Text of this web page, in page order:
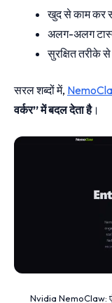
खुद से काम कर
अलग-अलग
सुरक्षित तरीके
सरल शब्दों में,
वर्कर” में बदल देता है।
Nvidia NemoClaw: